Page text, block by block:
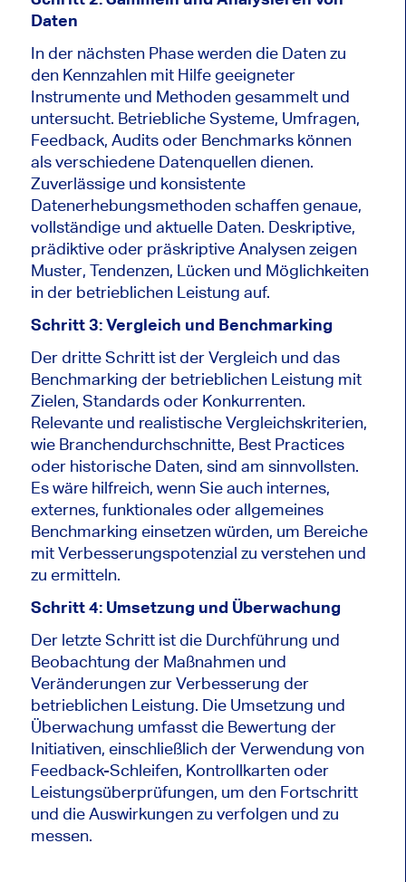
Daten
In der nächsten Phase werden die Daten zu
den Kennzahlen mit Hilfe geeigneter
Instrumente und Methoden gesammelt und
untersucht. Betriebliche Systeme, Umfragen,
Feedback, Audits oder Benchmarks können
als verschiedene Datenquellen dienen.
Zuverlässige und konsistente
Datenerhebungsmethoden schaffen genaue,
vollständige und aktuelle Daten. Deskriptive,
prädiktive oder präskriptive Analysen zeigen
Muster, Tendenzen, Lücken und Möglichkeiten
in der betrieblichen Leistung auf.
Schritt 3: Vergleich und Benchmarking
Der dritte Schritt ist der Vergleich und das
Benchmarking der betrieblichen Leistung mit
Zielen, Standards oder Konkurrenten.
Relevante und realistische Vergleichskriterien,
wie Branchendurchschnitte, Best Practices
oder historische Daten, sind am sinnvollsten.
Es wäre hilfreich, wenn Sie auch internes,
externes, funktionales oder allgemeines
Benchmarking einsetzen würden, um Bereiche
mit Verbesserungspotenzial zu verstehen und
zu ermitteln.
Schritt 4: Umsetzung und Überwachung
Der letzte Schritt ist die Durchführung und
Beobachtung der Maßnahmen und
Veränderungen zur Verbesserung der
betrieblichen Leistung. Die Umsetzung und
Überwachung umfasst die Bewertung der
Initiativen, einschließlich der Verwendung von
Feedback-Schleifen, Kontrollkarten oder
Leistungsüberprüfungen, um den Fortschritt
und die Auswirkungen zu verfolgen und zu
messen.